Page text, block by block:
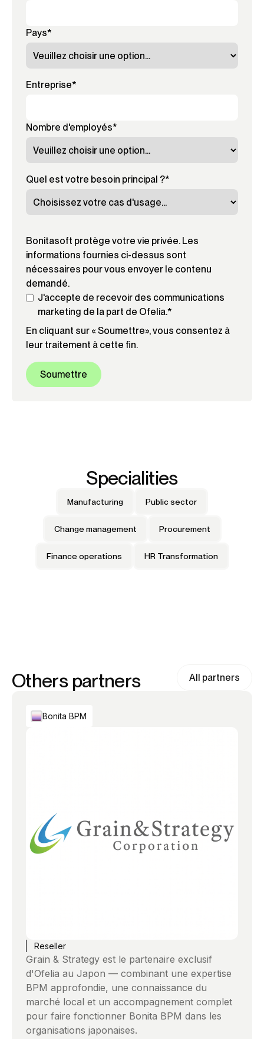
Pays*
Entreprise*
Nombre d'employés*
Quel est votre besoin principal ?*
Bonitasoft protège votre vie privée. Les
informations fournies ci-dessus sont
nécessaires pour vous envoyer le contenu
demandé.
J'accepte de recevoir des communications
marketing de la part de Ofelia.*
En cliquant sur « Soumettre», vous consentez à
leur traitement à cette fin.
Specialities
Manufacturing Public sector
Change management Procurement
Finance operations HR Transformation
Others partners All partners
Bonita BPM
Reseller
Grain & Strategy est le partenaire exclusif
d'Ofelia au Japon — combinant une expertise
BPM approfondie, une connaissance du
marché local et un accompagnement complet
pour faire fonctionner Bonita BPM dans les
organisations japonaises.